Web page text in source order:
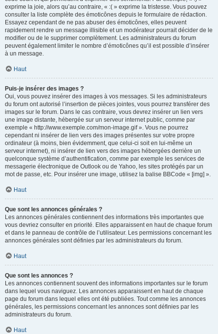
exprime la joie, alors qu’au contraire, « :( » exprime la tristesse. Vous pouvez
consulter la liste complète des émoticônes depuis le formulaire de rédaction.
Essayez cependant de ne pas abuser des émoticônes, elles peuvent
rapidement rendre un message illisible et un modérateur pourrait décider de le
modifier ou de le supprimer complètement. Les administrateurs du forum
peuvent également limiter le nombre d’émoticônes qu’il est possible d’insérer
à un message.
Haut
Puis-je insérer des images ?
Oui, vous pouvez insérer des images à vos messages. Si les administrateurs
du forum ont autorisé l’insertion de pièces jointes, vous pourrez transférer des
images sur le forum. Dans le cas contraire, vous devrez insérer un lien vers
une image distante, hébergée sur un serveur internet public, comme par
exemple « http://www.exemple.com/mon-image.gif ». Vous ne pourrez
cependant ni insérer de lien vers des images présentes sur votre propre
ordinateur (à moins, bien évidemment, que celui-ci soit en lui-même un
serveur internet), ni insérer de lien vers des images hébergées derrière un
quelconque système d’authentification, comme par exemple les services de
messagerie électronique de Outlook ou de Yahoo, les sites protégés par un
mot de passe, etc. Pour insérer une image, utilisez la balise BBCode « [img] ».
Haut
Que sont les annonces générales ?
Les annonces générales contiennent des informations très importantes que
vous devriez consulter en priorité. Elles apparaissent en haut de chaque forum
et dans le panneau de contrôle de l’utilisateur. Les permissions concernant les
annonces générales sont définies par les administrateurs du forum.
Haut
Que sont les annonces ?
Les annonces contiennent souvent des informations importantes sur le forum
dans lequel vous naviguez. Les annonces apparaissent en haut de chaque
page du forum dans lequel elles ont été publiées. Tout comme les annonces
générales, les permissions concernant les annonces sont définies par les
administrateurs du forum.
Haut